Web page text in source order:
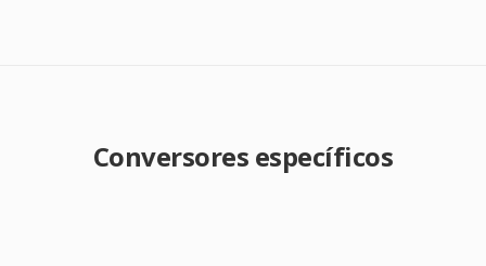
Conversores específicos